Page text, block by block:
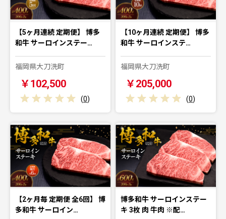
【5ヶ月連続 定期便】 博多
和牛 サーロインステー…
福岡県大刀洗町
￥102,500
(0)
【10ヶ月連続 定期便】 博多
和牛 サーロインステ…
福岡県大刀洗町
￥205,000
(0)
【2ヶ月毎 定期便 全6回】 博
多和牛 サーロイン…
博多和牛 サーロインステー
キ 3枚 肉 牛肉 ※配…